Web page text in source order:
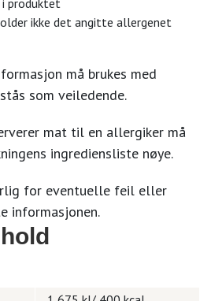
i produktet
ikke det angitte allergenet
må brukes med
som veiledende.
mat til en allergiker må
ingrediensliste nøye.
for eventuelle feil eller
informasjonen.